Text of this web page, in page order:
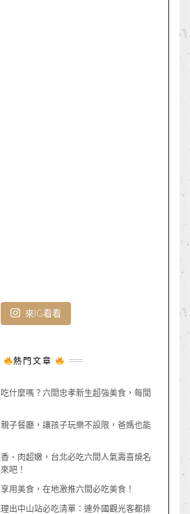
來IG看看
熱門文章
什麼嗎？六間忠孝新生超強美食，每間
子餐廳，讓孩子玩樂不設限，爸媽也能
、肉超嫩，台北必吃六間人氣壽喜燒名
吧！
用美食，在地激推六間必吃美食！
出中山站必吃清單：連外國觀光客都排